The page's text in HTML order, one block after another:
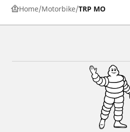
Home Motorbike TRP MO